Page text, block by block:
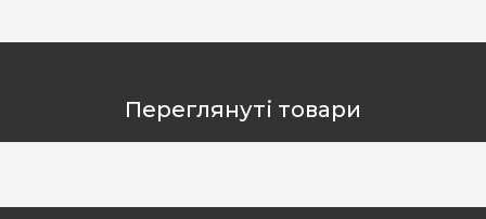
Переглянуті товари